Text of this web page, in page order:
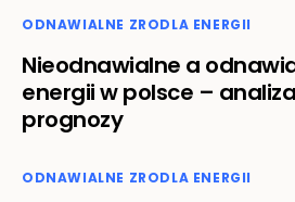
ODNAWIALNE ZRODLA ENERGII
Nieodnawialne a
energii w polsce –
prognozy
ODNAWIALNE ZRODLA ENERGII